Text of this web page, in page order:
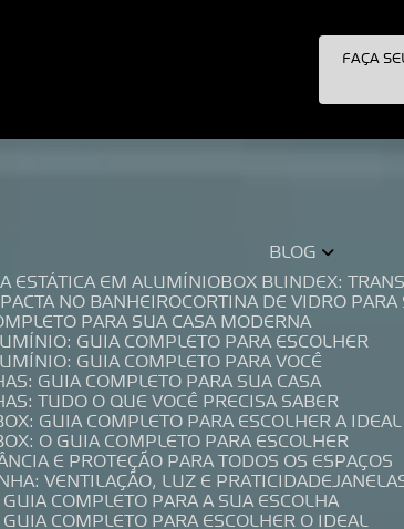
FAÇA
BLOG
ESTÁTICA EM ALUMÍNIO BOX BLINDEX:
NO BANHEIRO CORTINA DE VIDRO
PARA SUA CASA MODERNA
GUIA COMPLETO PARA ESCOLHER
GUIA COMPLETO PARA VOCÊ
GUIA COMPLETO PARA SUA CASA
TUDO O QUE VOCÊ PRECISA SABER
GUIA COMPLETO PARA ESCOLHER A IDEAL
O GUIA COMPLETO PARA ESCOLHER
E PROTEÇÃO PARA TODOS OS ESPAÇOS
VENTILAÇÃO, LUZ E PRATICIDADE
COMPLETO PARA A SUA ESCOLHA
COMPLETO PARA ESCOLHER O IDEAL